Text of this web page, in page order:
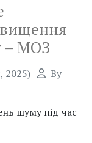
– МОЗ
2025) |
By
шуму під час